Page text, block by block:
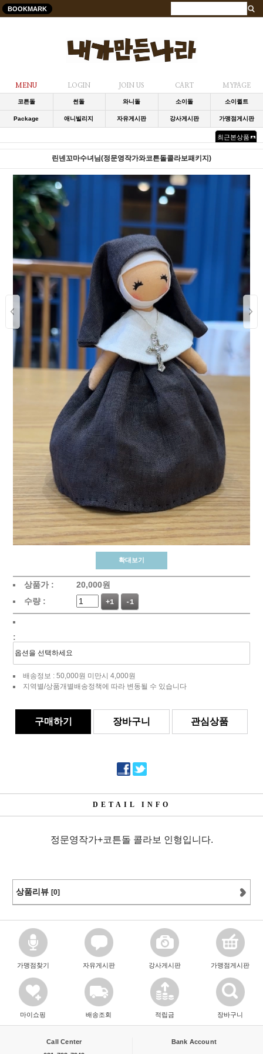
BOOKMARK
MENU LOGIN JOIN US CART MYPAGE
코튼돌 썬돌 와니돌 소이돌 소이퀼트
Package 애니빌리지 자유게시판 강사게시판 가맹점게시판
최근본상품
린넨꼬마수녀님(정문영작가와코튼돌콜라보패키지)
확대보기
상품가 : 20,000원
수량 :
+1 -1
:
배송정보 : 50,000원 미만시 4,000원
지역별/상품개별배송정책에 따라 변동될 수 있습니다
구매하기 장바구니 관심상품
DETAIL INFO
정문영작가+코튼돌 콜라보 인형입니다.
상품리뷰 [0]
가맹점찾기 자유게시판 강사게시판 가맹점게시판
마이쇼핑 배송조회 적립금 장바구니
Call Center
Bank Account